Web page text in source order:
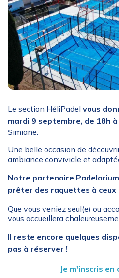
Le section HéliPadel vous
mardi 9 septembre, de 18h à
Simiane.
Une belle occasion de
ambiance conviviale et
Notre partenaire
prêter des raquettes à ceux
Que vous veniez seul(e) ou
vous accueillera
Il reste encore quelques
pas à réserver !
Je m'inscris en